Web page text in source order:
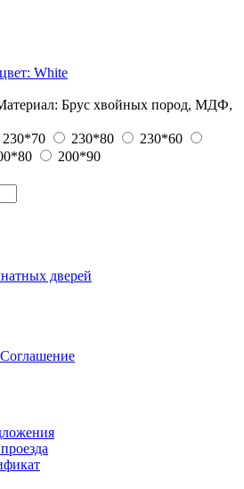
White
Брус хвойных пород, МДФ,
230*70 230*80
230*60
200*90
дверей
Соглашение